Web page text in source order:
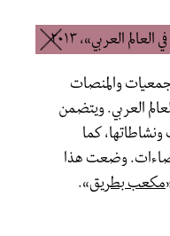
العربي»، ٢٠١٣
والمنصات
العربي. ويتضمن
كما
وضعت هذا
مكعب بطريق».